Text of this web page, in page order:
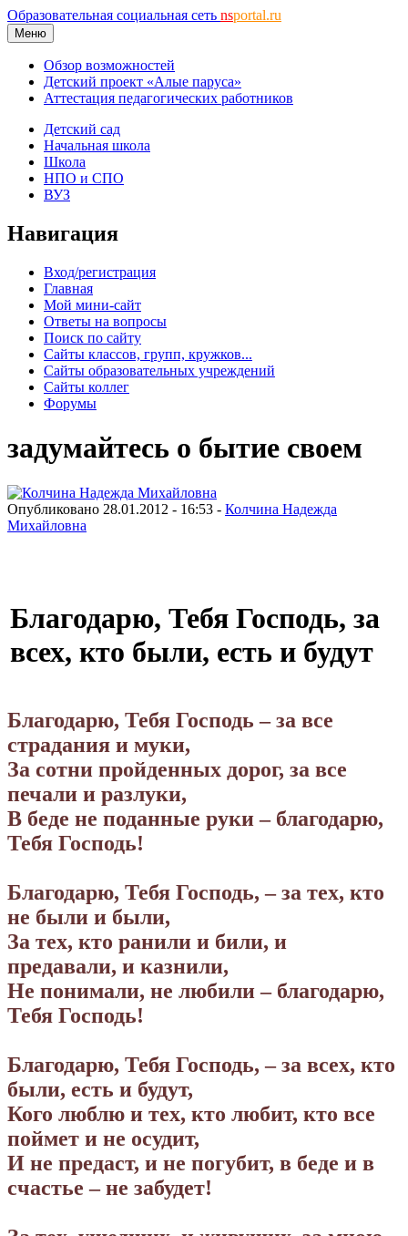
Образовательная социальная сеть nsportal.ru
Меню
Обзор возможностей
Детский проект «Алые паруса»
Аттестация педагогических работников
Детский сад
Начальная школа
Школа
НПО и СПО
ВУЗ
Навигация
Вход/регистрация
Главная
Мой мини-сайт
Ответы на вопросы
Поиск по сайту
Сайты классов, групп, кружков...
Сайты образовательных учреждений
Сайты коллег
Форумы
задумайтесь о бытие своем
Опубликовано 28.01.2012 - 16:53 - Колчина Надежда
Михайловна
Благодарю, Тебя Господь, за
всех, кто были, есть и будут
Благодарю, Тебя Господь – за все
страдания и муки,
За сотни пройденных дорог, за все
печали и разлуки,
В беде не поданные руки – благодарю,
Тебя Господь!
Благодарю, Тебя Господь, – за тех, кто
не были и были,
За тех, кто ранили и били, и
предавали, и казнили,
Не понимали, не любили – благодарю,
Тебя Господь!
Благодарю, Тебя Господь, – за всех, кто
были, есть и будут,
Кого люблю и тех, кто любит, кто все
поймет и не осудит,
И не предаст, и не погубит, в беде и в
счастье – не забудет!